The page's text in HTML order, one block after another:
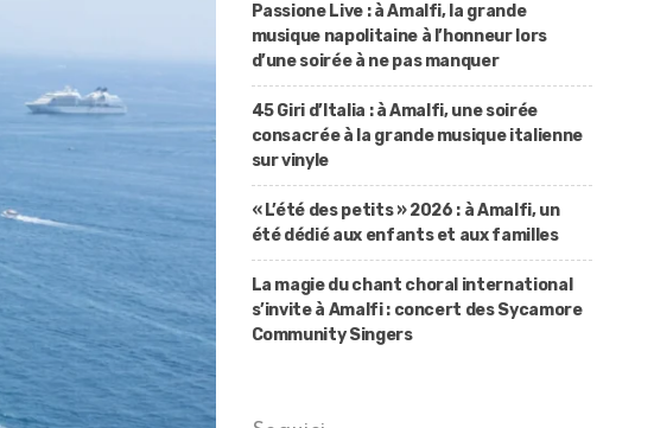
Passione Live : à Amalfi, la grande
musique napolitaine à l’honneur lors
d’une soirée à ne pas manquer
45 Giri d’Italia : à Amalfi, une soirée
consacrée à la grande musique italienne
sur vinyle
« L’été des petits » 2026 : à Amalfi, un
été dédié aux enfants et aux familles
La magie du chant choral international
s’invite à Amalfi : concert des Sycamore
Community Singers